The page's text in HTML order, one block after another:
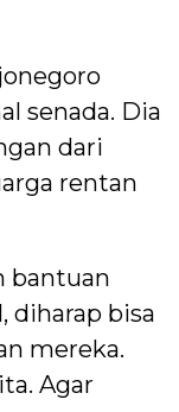
senada. Dia
dari
rentan
bantuan
diharap bisa
mereka.
Agar